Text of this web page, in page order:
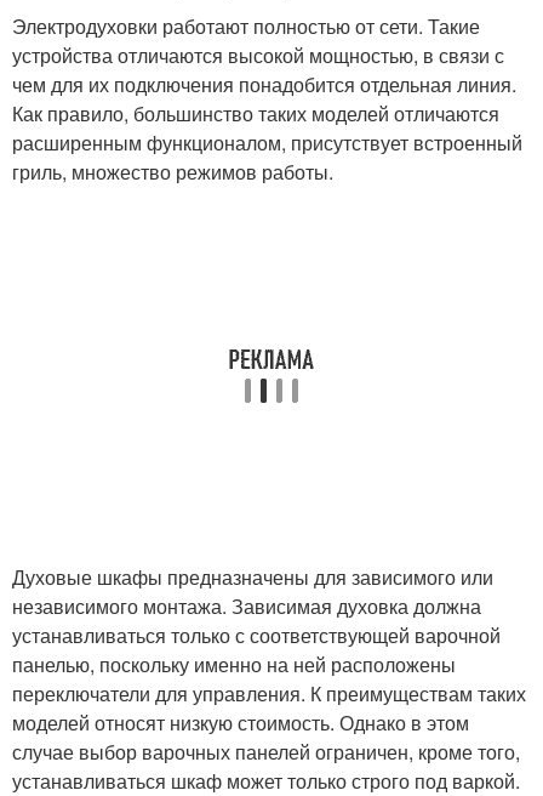
Электродуховки работают полностью от сети. Такие
устройства отличаются высокой мощностью, в связи с
чем для их подключения понадобится отдельная линия.
Как правило, большинство таких моделей отличаются
расширенным функционалом, присутствует встроенный
гриль, множество режимов работы.
Духовые шкафы предназначены для зависимого или
независимого монтажа. Зависимая духовка должна
устанавливаться только с соответствующей варочной
панелью, поскольку именно на ней расположены
переключатели для управления. К преимуществам таких
моделей относят низкую стоимость. Однако в этом
случае выбор варочных панелей ограничен, кроме того,
устанавливаться шкаф может только строго под варкой.